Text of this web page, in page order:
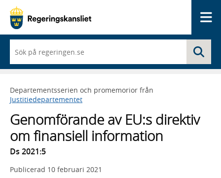
du
börjar
skriva
framträder
en
med
sökförslag
Departementsserien och promemorior från
Justitiedepartementet
Genomförande av EU:s direktiv
om finansiell information
Ds 2021:5
Publicerad 10 februari 2021